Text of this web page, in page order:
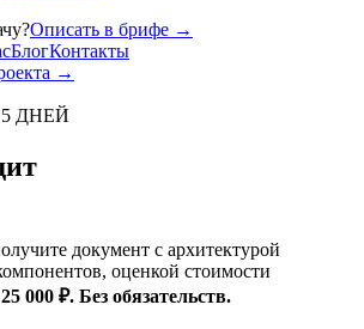
Описать в брифе →
БлогКонтакты
→
5 ДНЕЙ
документ с архитектурой
оценкой стоимости
25 000 ₽. Без обязательств.